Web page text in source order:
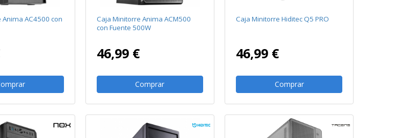
AC4500 con
Caja Minitorre Anima ACM500
con Fuente 500W
46,99 €
Comprar
Caja Minitorre Hiditec Q5 PRO
46,99 €
Comprar